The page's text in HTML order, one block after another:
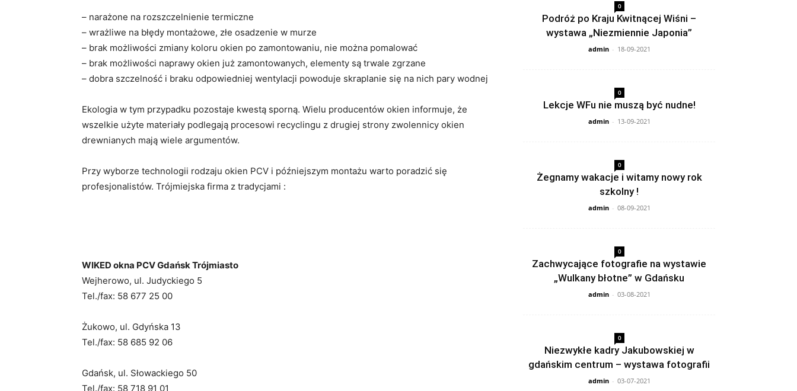
– narażone na rozszczelnienie termiczne
– wrażliwe na błędy montażowe, złe osadzenie w murze
– brak możliwości zmiany koloru okien po zamontowaniu, nie można pomalować
– brak możliwości naprawy okien już zamontowanych, elementy są trwale zgrzane
– dobra szczelność i braku odpowiedniej wentylacji powoduje skraplanie się na nich pary wodnej
Ekologia w tym przypadku pozostaje kwestą sporną. Wielu producentów okien informuje, że
wszelkie użyte materiały podlegają procesowi recyclingu z drugiej strony zwolennicy okien
drewnianych mają wiele argumentów.
Przy wyborze technologii rodzaju okien PCV i późniejszym montażu warto poradzić się
profesjonalistów. Trójmiejska firma z tradycjami :
WIKED okna PCV Gdańsk Trójmiasto
Wejherowo, ul. Judyckiego 5
Tel./fax: 58 677 25 00
Żukowo, ul. Gdyńska 13
Tel./fax: 58 685 92 06
Gdańsk, ul. Słowackiego 50
Tel./fax: 58 718 91 01
0
Podróż po Kraju Kwitnącej Wiśni –
wystawa „Niezmiennie Japonia”
admin - 18-09-2021
0
Lekcje WFu nie muszą być nudne!
admin - 13-09-2021
0
Żegnamy wakacje i witamy nowy rok
szkolny !
admin - 08-09-2021
0
Zachwycające fotografie na wystawie
„Wulkany błotne” w Gdańsku
admin - 03-08-2021
0
Niezwykłe kadry Jakubowskiej w
gdańskim centrum – wystawa fotografii
admin - 03-07-2021